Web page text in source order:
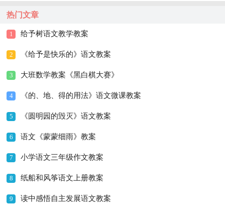
热门文章
1 给予树语文教学教案
2 《给予是快乐的》语文教案
3 大班数学教案《黑白棋大赛》
4 《的、地、得的用法》语文微课教案
5 《圆明园的毁灭》语文教案
6 语文《蒙蒙细雨》教案
7 小学语文三年级作文教案
8 纸船和风筝语文上册教案
9 读中感悟自主发展语文教案